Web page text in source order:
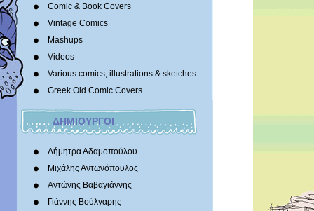
Comic & Book Covers
Vintage Comics
Mashups
Videos
Various comics, illustrations & sketches
Greek Old Comic Covers
ΔΗΜΙΟΥΡΓΟΙ
Δήμητρα Αδαμοπούλου
Μιχάλης Αντωνόπουλος
Αντώνης Βαβαγιάννης
Γιάννης Βούλγαρης